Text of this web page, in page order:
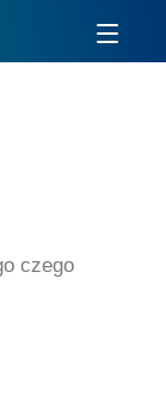
czego